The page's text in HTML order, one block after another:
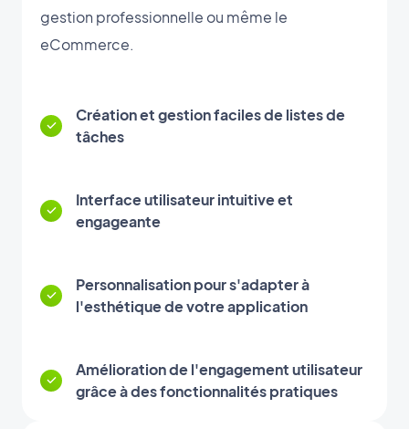
gestion professionnelle ou même le
eCommerce.
Création et gestion faciles de listes de
tâches
Interface utilisateur intuitive et
engageante
Personnalisation pour s'adapter à
l'esthétique de votre application
Amélioration de l'engagement utilisateur
grâce à des fonctionnalités pratiques